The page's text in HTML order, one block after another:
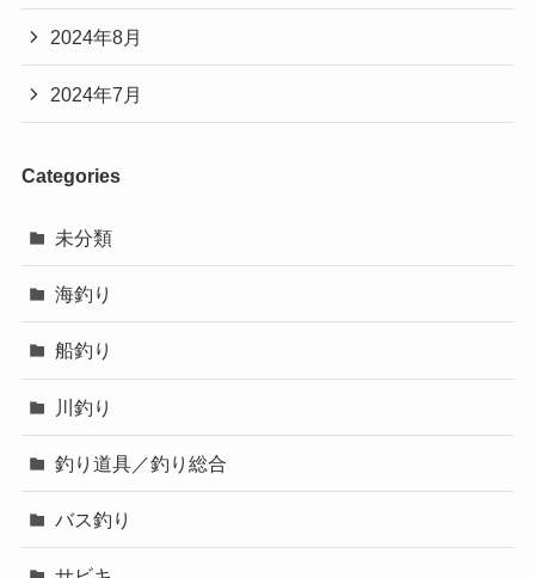
2024年8月
2024年7月
Categories
未分類
海釣り
船釣り
川釣り
釣り道具／釣り総合
バス釣り